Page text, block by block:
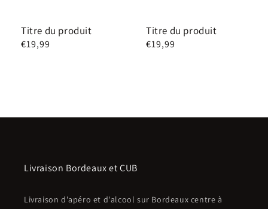
Titre du produit
Prix
€19,99
Titre du produit
Prix
€19,99
Livraison Bordeaux et CUB
Livraison d'apéro et d'alcool sur Bordeaux centre à